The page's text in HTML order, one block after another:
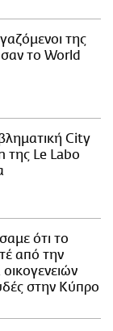
της
το World
City
της Le Labo
ότι το
από την
στην Κύπρο